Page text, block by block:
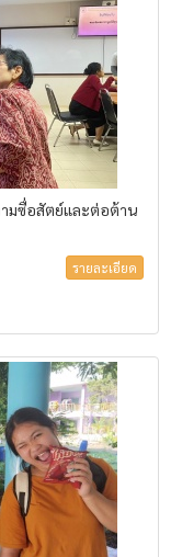
ามซื่อสัตย์และต่อต้าน
รายละเอียด